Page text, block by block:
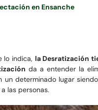
en Ensanche
lo indica, la Desratización
da a entender la
determinado lugar
las personas.